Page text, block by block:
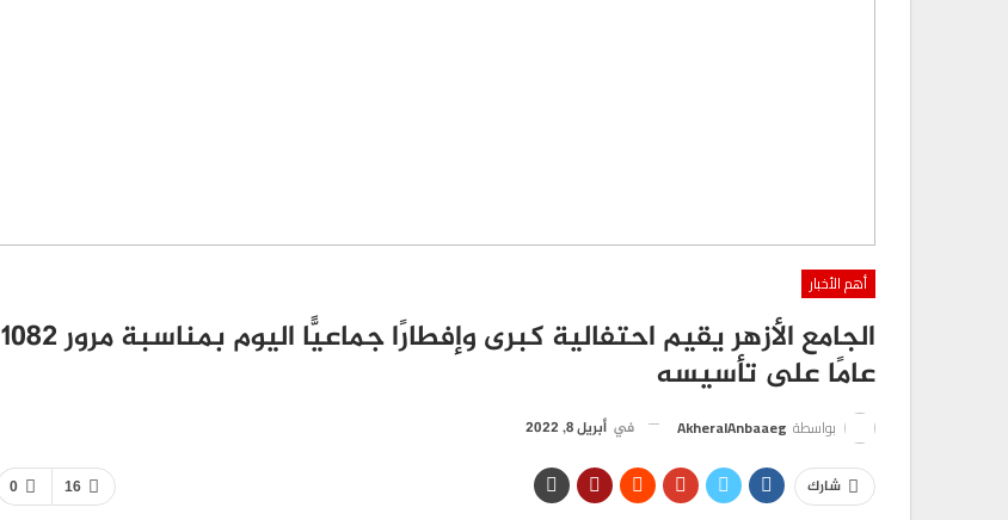
أهم الأخبار
الجامع الأزهر يقيم احتفالية كبرى وإفطارًا جماعيًّا اليوم بمناسبة مرور 1082
عامًا على تأسيسه
بواسطة AkheralAnbaaeg في أبريل 8, 2022
0 16 شارك